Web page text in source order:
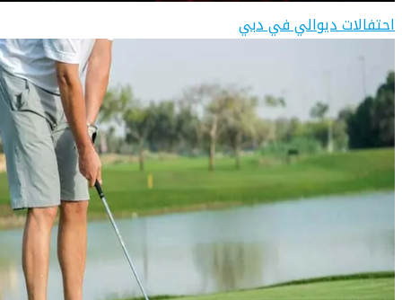
احتفالات ديوالي في دبي